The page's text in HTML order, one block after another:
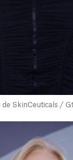
de SkinCeuticals /